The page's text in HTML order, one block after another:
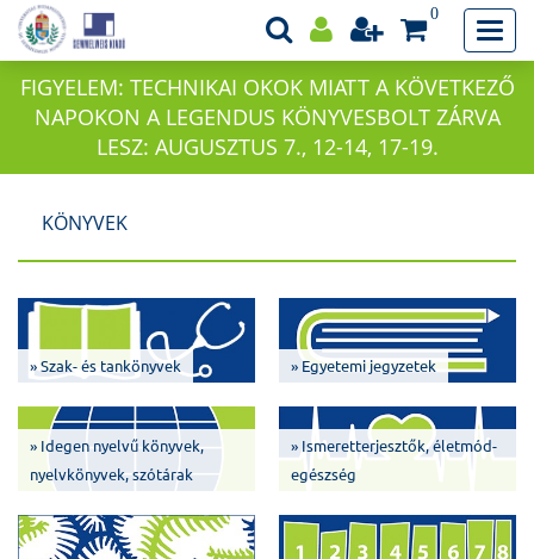
0
FIGYELEM: TECHNIKAI OKOK MIATT A KÖVETKEZŐ
NAPOKON A LEGENDUS KÖNYVESBOLT ZÁRVA
LESZ: AUGUSZTUS 7., 12-14, 17-19.
KÖNYVEK
» Szak- és tankönyvek » Egyetemi jegyzetek
» Idegen nyelvű könyvek,
nyelvkönyvek, szótárak
» Ismeretterjesztők, életmód-
egészség